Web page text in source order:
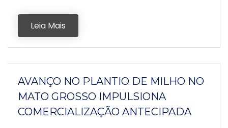
Leia Mais
AVANÇO NO PLANTIO DE MILHO NO
MATO GROSSO IMPULSIONA
COMERCIALIZAÇÃO ANTECIPADA